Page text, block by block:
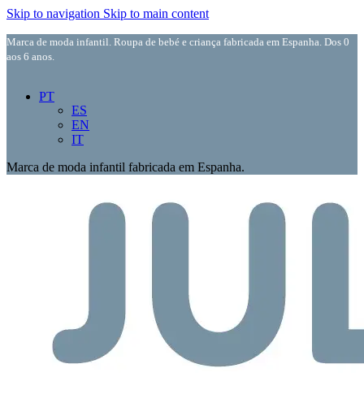
Skip to navigation Skip to main content
Marca de moda infantil. Roupa de bebé e criança fabricada em Espanha. Dos 0
aos 6 anos.
PT
ES
EN
IT
Marca de moda infantil fabricada em Espanha.